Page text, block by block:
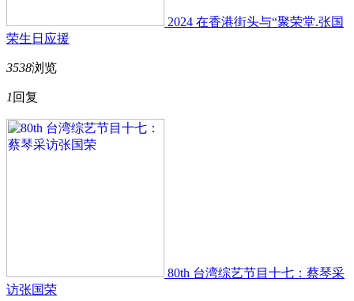
2024 在香港街头与“聚荣堂.张国
荣生日应援
3538浏览
1 回复
80th 台湾综艺节目十七：蔡琴采
访张国荣